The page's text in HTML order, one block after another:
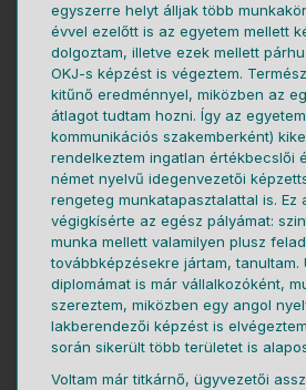
egyszerre helyt álljak több
évvel ezelőtt is az egyetem mellett
dolgoztam, illetve ezek mellett
OKJ-s képzést is végeztem.
kitűnő eredménnyel, miközben az
átlagot tudtam hozni. Így az
kommunikációs szakemberként)
rendelkeztem ingatlan értékbecslői
német nyelvű idegenvezetői
rengeteg munkatapasztalattal is. Ez
végigkísérte az egész pályámat:
munka mellett valamilyen plusz
továbbképzésekre jártam, tanultam.
diplomámat is már vállalkozóként,
szereztem, miközben egy angol
lakberendezői képzést is
során sikerült több területet is
Voltam már titkárnő, ügyvezetői